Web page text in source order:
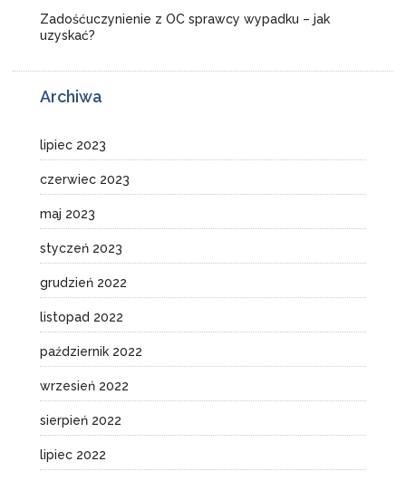
Zadośćuczynienie z OC sprawcy wypadku – jak
uzyskać?
Archiwa
lipiec 2023
czerwiec 2023
maj 2023
styczeń 2023
grudzień 2022
listopad 2022
październik 2022
wrzesień 2022
sierpień 2022
lipiec 2022